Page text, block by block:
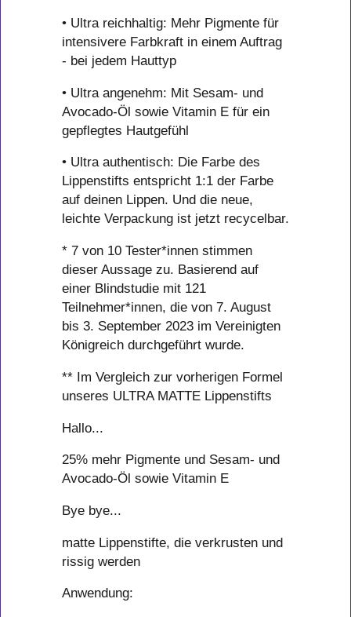
• Ultra reichhaltig: Mehr Pigmente für
intensivere Farbkraft in einem Auftrag
- bei jedem Hauttyp
• Ultra angenehm: Mit Sesam- und
Avocado-Öl sowie Vitamin E für ein
gepflegtes Hautgefühl
• Ultra authentisch: Die Farbe des
Lippenstifts entspricht 1:1 der Farbe
auf deinen Lippen. Und die neue,
leichte Verpackung ist jetzt recycelbar.
* 7 von 10 Tester*innen stimmen
dieser Aussage zu. Basierend auf
einer Blindstudie mit 121
Teilnehmer*innen, die von 7. August
bis 3. September 2023 im Vereinigten
Königreich durchgeführt wurde.
** Im Vergleich zur vorherigen Formel
unseres ULTRA MATTE Lippenstifts
Hallo...
25% mehr Pigmente und Sesam- und
Avocado-Öl sowie Vitamin E
Bye bye...
matte Lippenstifte, die verkrusten und
rissig werden
Anwendung: